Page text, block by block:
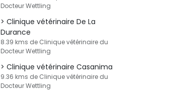
Docteur Wettling
Clinique vétérinaire De La
Durance
8.39 kms de Clinique vétérinaire du
Docteur Wettling
Clinique vétérinaire Casanima
9.36 kms de Clinique vétérinaire du
Docteur Wettling